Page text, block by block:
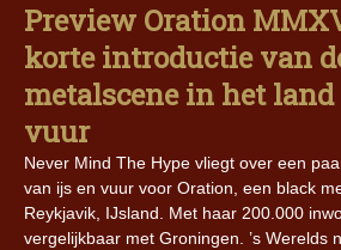
Preview Oration
korte introductie van
metalscene in het
vuur
Never Mind The Hype vliegt over een
van ijs en vuur voor Oration, een black
Reykjavik, IJsland. Met haar 200.000
vergelijkbaar met Groningen. ’s Werelds